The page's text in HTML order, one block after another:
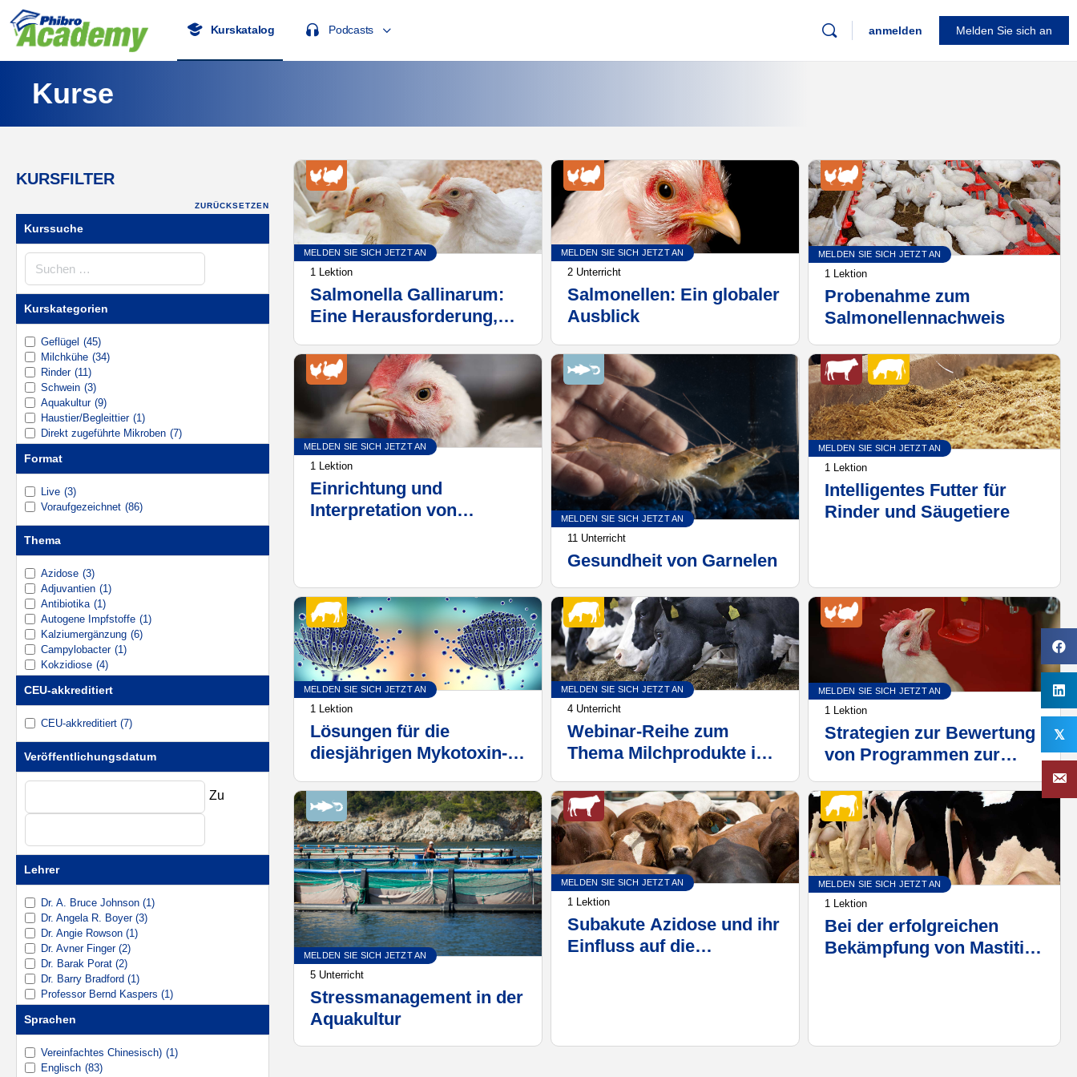
Kurskatalog Podcasts anmelden Melden Sie sich an
Kurse
KURSFILTER
ZURÜCKSETZEN
Kurssuche
Kurssuche
Kurskategorien
Geflügel (45)
Milchkühe (34)
Rinder (11)
Schwein (3)
Aquakultur (9)
Haustier/Begleittier (1)
Direkt zugeführte Mikroben (7)
Impfungen
Format
Live (3)
Voraufgezeichnet (86)
Thema
Azidose (3)
Adjuvantien (1)
Antibiotika (1)
Autogene Impfstoffe (1)
Kalziumergänzung (6)
Campylobacter (1)
Kokzidiose (4)
Gesundheit des Verdauungssystems
Dysbakteriose (1)
Enteritis (3)
Fütterungsmanagement (7)
Darmgesundheit (7)
HBS (Hämorrhagisches Darmsyndrom)
Hämorrhagisches Darmsyndrom (HBS)
Hypokalzämie (6)
Mastitis (2)
Methanreduktion (2)
Milchfieber (6)
Milchproduktion (1)
Mykotoxin (4)
Bindehautentzündung
Geflügel (1)
Pansengesundheit
Stressbewältigung
(2)
Nachhaltigkeit
CEU-akkreditiert
CEU-akkreditiert (7)
Veröffentlichungsdatum
Zu
Lehrer
Dr. A. Bruce Johnson (1)
Dr. Angela R. Boyer (3)
Dr. Angie Rowson (1)
Dr. Avner Finger (2)
Dr. Barak Porat (2)
Dr. Barry Bradford (1)
Professor Bernd Kaspers (1)
Brett Stuart (1)
Carel du Marchie Sarvaas (1)
Dr. Carlos Augusto Mallmann Dr., MSc., (1)
Sprachen
Vereinfachtes Chinesisch) (1)
Englisch (83)
MELDEN SIE SICH JETZT AN
1 Lektion
Salmonella Gallinarum:
Eine Herausforderung,
bewältigt werden könnte
MELDEN SIE SICH JETZT AN
2 Unterricht
Salmonellen: Ein globaler
Ausblick
MELDEN SIE SICH JETZT AN
1 Lektion
Probenahme zum
Salmonellennachweis
MELDEN SIE SICH JETZT AN
1 Lektion
Einrichtung und
Interpretation von
MELDEN SIE SICH JETZT AN
11 Unterricht
Gesundheit von Garnelen
MELDEN SIE SICH JETZT AN
1 Lektion
Intelligentes Futter für
Rinder und Säugetiere
MELDEN SIE SICH JETZT AN
1 Lektion
Lösungen für die
diesjährigen Mykotoxin-
MELDEN SIE SICH JETZT AN
4 Unterricht
Webinar-Reihe zum
Thema Milchprodukte im
MELDEN SIE SICH JETZT AN
1 Lektion
Strategien zur Bewertung
von Programmen zur
MELDEN SIE SICH JETZT AN
5 Unterricht
Stressmanagement in der
Aquakultur
MELDEN SIE SICH JETZT AN
1 Lektion
Subakute Azidose und ihr
Einfluss auf die
MELDEN SIE SICH JETZT AN
1 Lektion
Bei der erfolgreichen
Bekämpfung von Mastitis
𝕏